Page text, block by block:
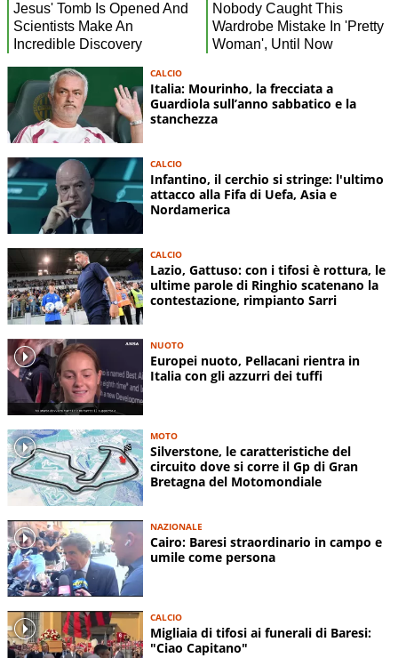
CALCIO
Italia: Mourinho, la frecciata a
Guardiola sull’anno sabbatico e la
stanchezza
CALCIO
Infantino, il cerchio si stringe: l'ultimo
attacco alla Fifa di Uefa, Asia e
Nordamerica
CALCIO
Lazio, Gattuso: con i tifosi è rottura, le
ultime parole di Ringhio scatenano la
contestazione, rimpianto Sarri
NUOTO
Europei nuoto, Pellacani rientra in
Italia con gli azzurri dei tuffi
MOTO
Silverstone, le caratteristiche del
circuito dove si corre il Gp di Gran
Bretagna del Motomondiale
NAZIONALE
Cairo: Baresi straordinario in campo e
umile come persona
CALCIO
Migliaia di tifosi ai funerali di Baresi:
"Ciao Capitano"